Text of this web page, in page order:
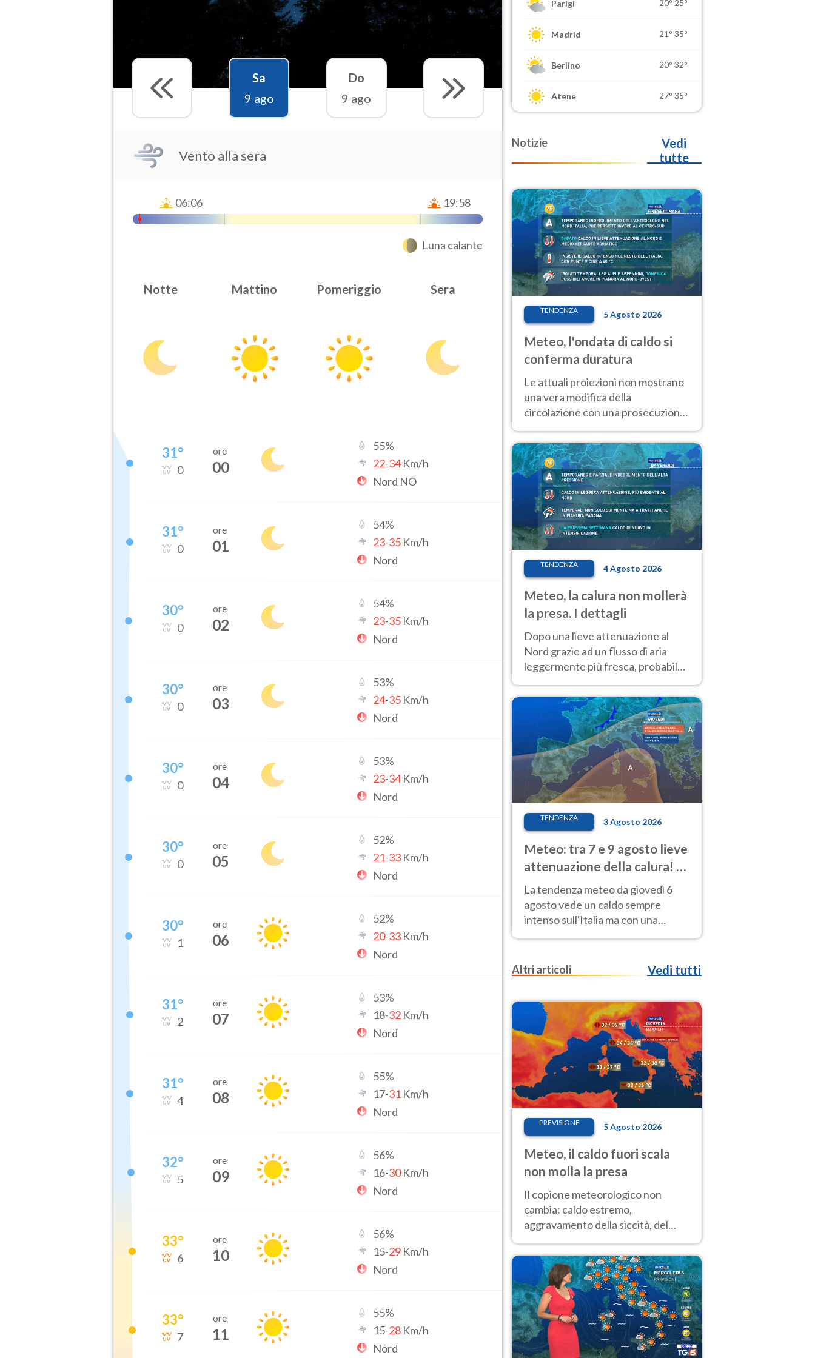
Sa
9 ago
Do
9 ago
Vento alla sera
06:06 19:58
Luna calante
Notte Mattino Pomeriggio Sera
31°
0
ore
00
55%
22-34Km/h
Nord NO
31°
0
ore
01
54%
23-35 Km/h
Nord
30°
0
ore
02
54%
23-35 Km/h
Nord
30°
0
ore
03
53%
24-35 Km/h
Nord
30°
0
ore
04
53%
23-34Km/h
Nord
30°
0
ore
05
52%
21-33 Km/h
Nord
30°
1
ore
06
52%
20-33 Km/h
Nord
31°
2
ore
07
53%
18-32 Km/h
Nord
31°
4
ore
08
55%
17-31 Km/h
Nord
32°
5
ore
09
56%
16-30Km/h
Nord
33°
6
ore
10
56%
15-29 Km/h
Nord
33°
7
ore
11
55%
15-28 Km/h
Nord
Parigi 20° 25°
Madrid 21° 35°
Berlino 20° 32°
Atene 27° 35°
Notizie
Vedi
tutte
TENDENZA 5 Agosto 2026
Meteo, l'ondata di caldo si
conferma duratura
Le attuali proiezioni non mostrano
una vera modifica della
circolazione con una prosecuzione
giorni, compresa la settimana di
Ferragosto
TENDENZA 4 Agosto 2026
Meteo, la calura non mollerà
la presa. I dettagli
Dopo una lieve attenuazione al
Nord grazie ad un flusso di aria
leggermente più fresca, probabile
africano entro Ferragosto
TENDENZA 3 Agosto 2026
Meteo: tra 7 e 9 agosto lieve
attenuazione della calura! Al
Nord rischio temporali
La tendenza meteo da giovedì 6
agosto vede un caldo sempre
intenso sull'Italia ma con una
parziale e lieve attenuazione tra il 7
Altri articoli
Vedi tutti
PREVISIONE 5 Agosto 2026
Meteo, il caldo fuori scala
non molla la presa
Il copione meteorologico non
cambia: caldo estremo,
aggravamento della siccità, del
calore. Nessun cambiamento fino
Ferragosto